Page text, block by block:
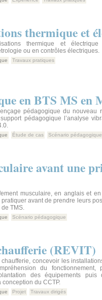
thermique et
thermique et
ou en contrôles électriques.
Travaux pratiques
en BTS MS en
pédagogique du nouveau
pédagogique l’analyse
Étude de cas Scénario pédagogique
avant une
musculaire, en anglais et
avant de prendre leurs
TMS.
Scénario pédagogique
(REVIT)
chaufferie, concevoir les
du fonctionnement,
des équipements
du CCTP.
Projet Travaux dirigés